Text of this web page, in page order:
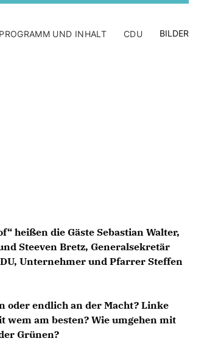
PROGRAMM UND INHALT CDU BILDER
heißen die Gäste Sebastian Walter,
Steeven Bretz, Generalsekretär
Unternehmer und Pfarrer Steffen
oder endlich an der Macht? Linke
wem am besten? Wie umgehen mit
Grünen?